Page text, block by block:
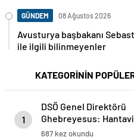
GÜNDEM 08 Ağustos 2026
Avusturya başbakanı
ile ilgili bilinmeyenler
KATEGORİNİN
1
DSÖ Genel Direktörü
Ghebreyesus:
Küresel Nüfus İçin
687 kez okundu